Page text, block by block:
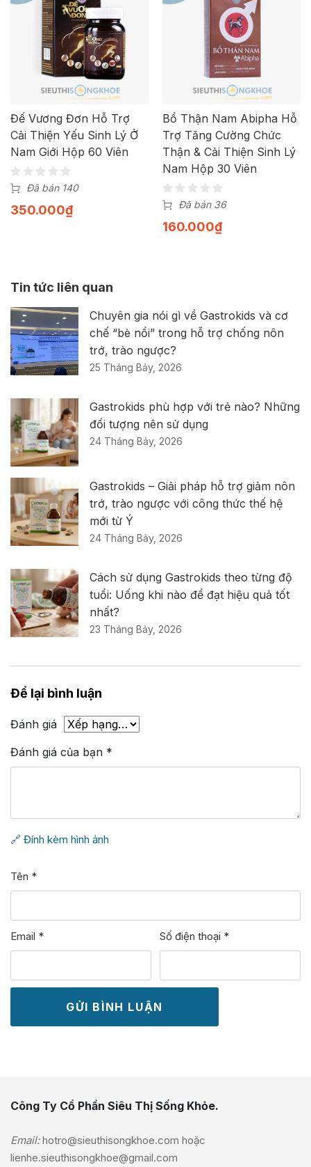
Đế Vương Đơn Hỗ Trợ
Cải Thiện Yếu Sinh Lý Ở
Nam Giới Hộp 60 Viên
Đã bán 140
350.000₫
Bổ Thận Nam Abipha Hỗ
Trợ Tăng Cường Chức
Thận & Cải Thiện Sinh Lý
Nam Hộp 30 Viên
Đã bán 36
160.000₫
Tin tức liên quan
Chuyên gia nói gì về Gastrokids và cơ
chế “bè nổi” trong hỗ trợ chống nôn
trớ, trào ngược?
25 Tháng Bảy, 2026
Gastrokids phù hợp với trẻ nào? Những
đối tượng nên sử dụng
24 Tháng Bảy, 2026
Gastrokids – Giải pháp hỗ trợ giảm nôn
trớ, trào ngược với công thức thế hệ
mới từ Ý
24 Tháng Bảy, 2026
Cách sử dụng Gastrokids theo từng độ
tuổi: Uống khi nào để đạt hiệu quả tốt
nhất?
23 Tháng Bảy, 2026
Để lại bình luận
Đánh giá
Đánh giá của bạn *
🔗 Đính kèm hình ảnh
Tên *
Email * Số điện thoại *
Công Ty Cổ Phần Siêu Thị Sống Khỏe.
Email: hotro@sieuthisongkhoe.com hoặc
lienhe.sieuthisongkhoe@gmail.com